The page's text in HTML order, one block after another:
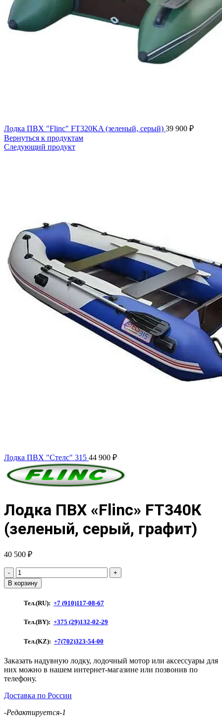
Лодка ПВХ "Flinc" FT320KA (зеленый, серый) 39 900 ₽
Вернуться к продуктам
Следующий продукт
Лодка ПВХ "Стелс" 315 44 900 ₽
Лодка ПВХ «Flinc» FT340К
(зеленый, серый, графит)
40 500 ₽
Количество
товара
Лодка
"Flinc"
(зеленый,
графит)
В корзину
Тел.(RU): +7 (910)117-08-67
Тел.(BY): +375 (29)132-02-29
Тел.(KZ): +7(702)323-54-00
Заказать надувную лодку, лодочный мотор или аксессуары для
них можно в нашем интернет-магазине или позвонив по
телефону.
Доставка по России
-Редактируется-1